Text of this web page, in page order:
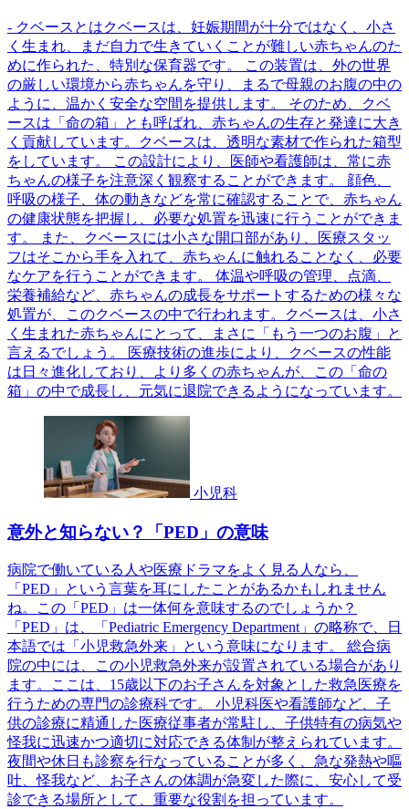
- クベースとはクベースは、妊娠期間が十分ではなく、小さ
く生まれ、まだ自力で生きていくことが難しい赤ちゃんのた
めに作られた、特別な保育器です。 この装置は、外の世界
の厳しい環境から赤ちゃんを守り、まるで母親のお腹の中の
ように、温かく安全な空間を提供します。 そのため、クベ
ースは「命の箱」とも呼ばれ、赤ちゃんの生存と発達に大き
く貢献しています。クベースは、透明な素材で作られた箱型
をしています。 この設計により、医師や看護師は、常に赤
ちゃんの様子を注意深く観察することができます。 顔色、
呼吸の様子、体の動きなどを常に確認することで、赤ちゃん
の健康状態を把握し、必要な処置を迅速に行うことができま
す。 また、クベースには小さな開口部があり、医療スタッ
フはそこから手を入れて、赤ちゃんに触れることなく、必要
なケアを行うことができます。 体温や呼吸の管理、点滴、
栄養補給など、赤ちゃんの成長をサポートするための様々な
処置が、このクベースの中で行われます。クベースは、小さ
く生まれた赤ちゃんにとって、まさに「もう一つのお腹」と
言えるでしょう。 医療技術の進歩により、クベースの性能
は日々進化しており、より多くの赤ちゃんが、この「命の
箱」の中で成長し、元気に退院できるようになっています。
小児科
意外と知らない？「PED」の意味
病院で働いている人や医療ドラマをよく見る人なら、
「PED」という言葉を耳にしたことがあるかもしれません
ね。この「PED」は一体何を意味するのでしょうか？
「PED」は、「Pediatric Emergency Department」の略称で、日
本語では「小児救急外来」という意味になります。 総合病
院の中には、この小児救急外来が設置されている場合があり
ます。ここは、15歳以下のお子さんを対象とした救急医療を
行うための専門の診療科です。 小児科医や看護師など、子
供の診療に精通した医療従事者が常駐し、子供特有の病気や
怪我に迅速かつ適切に対応できる体制が整えられています。
夜間や休日も診察を行なっていることが多く、急な発熱や嘔
吐、怪我など、お子さんの体調が急変した際に、安心して受
診できる場所として、重要な役割を担っています。